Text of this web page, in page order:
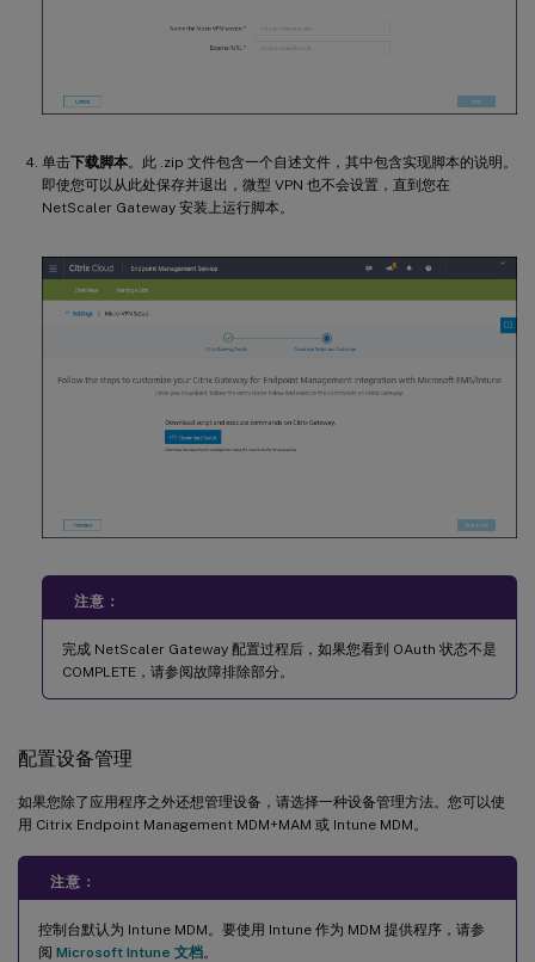
单击下载脚本。此 .zip 文件包含一个自述文件，其中包含实现脚本的说明。
即使您可以从此处保存并退出，微型 VPN 也不会设置，直到您在
NetScaler Gateway 安装上运行脚本。
注意：
完成 NetScaler Gateway 配置过程后，如果您看到 OAuth 状态不是
COMPLETE，请参阅故障排除部分。
配置设备管理
如果您除了应用程序之外还想管理设备，请选择一种设备管理方法。您可以使
用 Citrix Endpoint Management MDM+MAM 或 Intune MDM。
注意：
控制台默认为 Intune MDM。要使用 Intune 作为 MDM 提供程序，请参
阅 Microsoft Intune 文档。